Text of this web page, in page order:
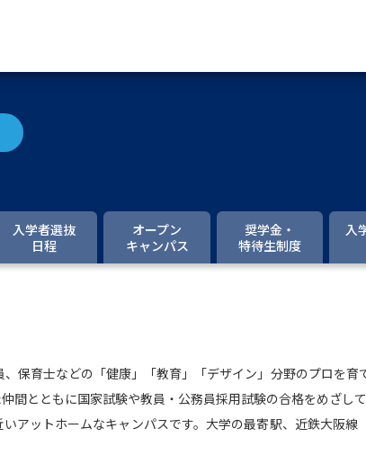
大学パンフ
学部・学科パンフ
総合型選抜・学校推薦型選抜 募集要項
専門学校の資料請求 大学院の資料請
大学入学共通テスト「受験案内」の請求
入学者選抜
日程
オープン
キャンパス
奨学金・
特待生制度
入
保育士などの「健康」「教育」「デザイン」分野のプロを育
とともに国家試験や教員・公務員採用試験の合格をめざして
アットホームなキャンパスです。大学の最寄駅、近鉄大阪線